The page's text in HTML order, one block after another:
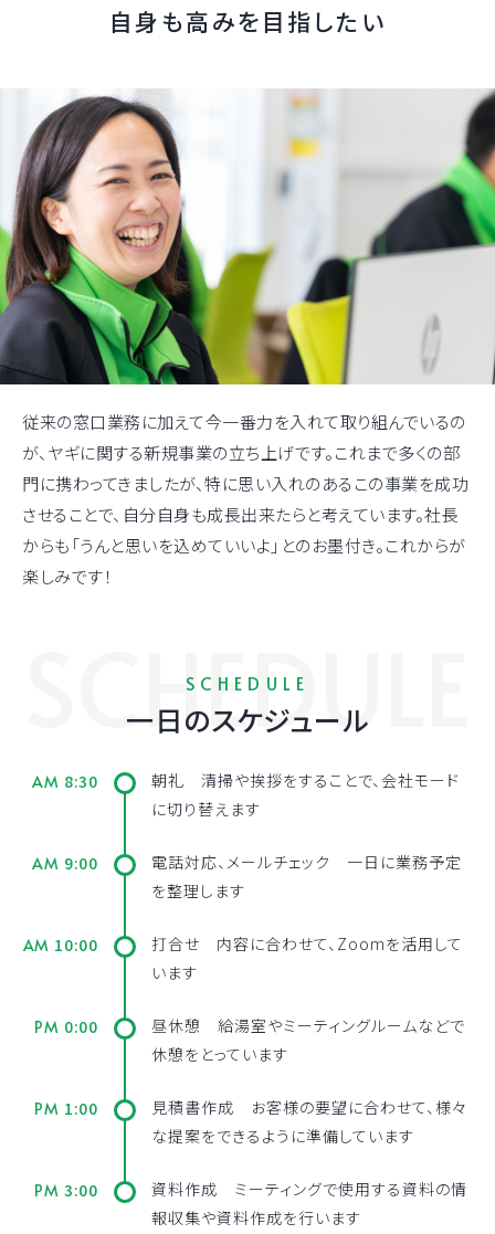
自身も高みを目指したい
従来の窓口業務に加えて今一番力を入れて取り組んでいるの
が、ヤギに関する新規事業の立ち上げです。これまで多くの部
門に携わってきましたが、特に思い入れのあるこの事業を成功
させることで、自分自身も成長出来たらと考えています。社長
からも「うんと思いを込めていいよ」とのお墨付き。これからが
楽しみです！
SCHEDULE
SCHEDULE
一日のスケジュール
AM 8:30
朝礼 清掃や挨拶をすることで、会社モード
に切り替えます
AM 9:00
電話対応、メールチェック 一日に業務予定
を整理します
AM 10:00
打合せ 内容に合わせて、Zoomを活用して
います
PM 0:00
昼休憩 給湯室やミーティングルームなどで
休憩をとっています
PM 1:00
見積書作成 お客様の要望に合わせて、様々
な提案をできるように準備しています
PM 3:00
資料作成 ミーティングで使用する資料の情
報収集や資料作成を行います